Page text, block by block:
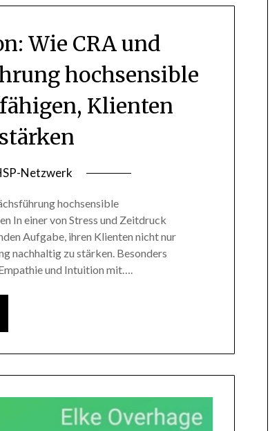
Wie CRA und
hochsensible
Klienten
Netzwerk
hochsensible
In einer von Stress und Zeitdruck
Aufgabe, ihren Klienten nicht nur
nachhaltig zu stärken. Besonders
und Intuition mit….